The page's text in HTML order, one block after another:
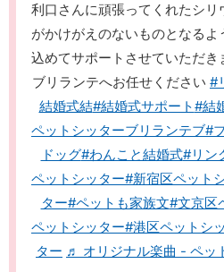
利口さんに頑張ってくれたシ
がかけがえのないものとなる
込めてサポートさせていただき
ブリランテへお任せください #
結婚式結#結婚式サポート#結
ペットシッターブリランテブ#
ドッグ#わんこと結婚式#リン
ペットシッター#新宿区ペット
ター#ペットも家族文#文京区
ペットシッター#港区ペットシ
ター ♬ オリジナル楽曲 - ペ